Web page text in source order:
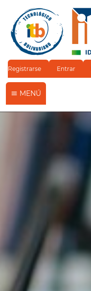
Registrarse Entrar
MENÚ